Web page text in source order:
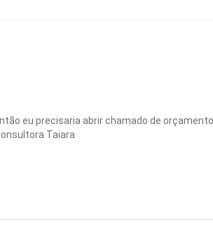
eu precisaria abrir chamado de
Taiara